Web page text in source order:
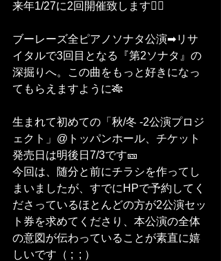
来年1/27に2回開催致します🙇‍♀️
ブーレーズ全ピアノソナタ公演➡︎リサ
イタルで3回目となる『第2ソナタ』の
深掘りへ。この曲をもっと好きになっ
てもらえますように🎋
生まれて初めての「秋/冬 -2公演プロジ
ェクト」@トッパンホール、チケット
発売日は明後日7/3です🎫
今回は、随分と前にチラシを作ってし
まいましたが、すでにHPで予約してく
ださっているほとんどの方が2公演セッ
ト券を求めてくださり、本公演の全体
の意図が伝わっていることが素直に嬉
しいです（ ;  ; ）